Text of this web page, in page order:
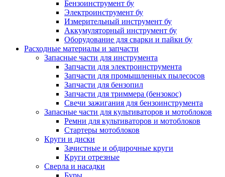
Бензоинструмент бу
Электроинструмент бу
Измерительный инструмент бу
Аккумуляторный инструмент бу
Оборудование для сварки и пайки бу
Расходные материалы и запчасти
Запасные части для инструмента
Запчасти для электроинструмента
Запчасти для промышленных пылесосов
Запчасти для бензопил
Запчасти для триммера (бензокос)
Свечи зажигания для бензоинструмента
Запасные части для культиваторов и мотоблоков
Ремни для культиваторов и мотоблоков
Стартеры мотоблоков
Круги и диски
Зачистные и обдирочные круги
Круги отрезные
Сверла и насадки
Буры